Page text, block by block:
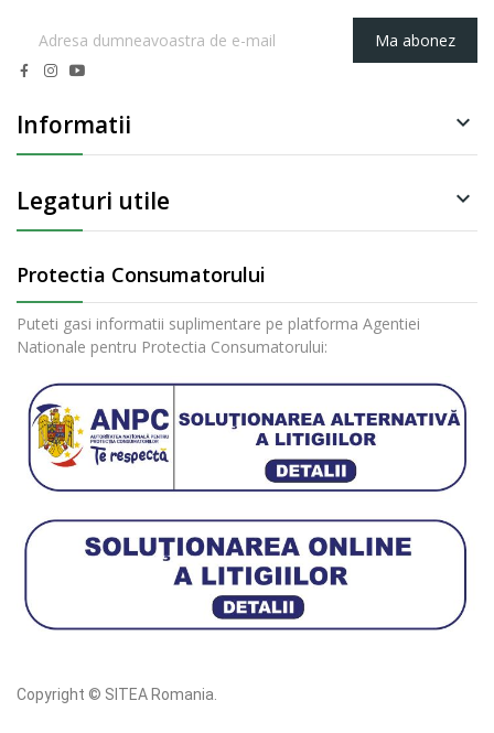
Ma abonez
Informatii 
Legaturi utile 
Protectia Consumatorului
Puteti gasi informatii suplimentare pe platforma Agentiei
Nationale pentru Protectia Consumatorului:
Copyright © SITEA Romania.